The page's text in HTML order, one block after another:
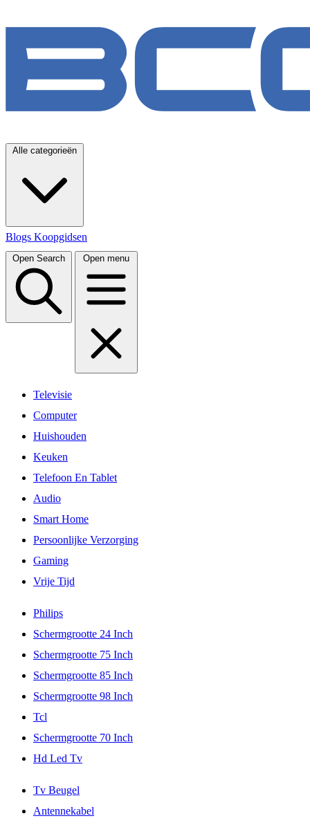
Alle categorieën
Blogs Koopgidsen
Open Search Open menu
Televisie
Computer
Huishouden
Keuken
Telefoon En Tablet
Audio
Smart Home
Persoonlijke Verzorging
Gaming
Vrije Tijd
Philips
Schermgrootte 24 Inch
Schermgrootte 75 Inch
Schermgrootte 85 Inch
Schermgrootte 98 Inch
Tcl
Schermgrootte 70 Inch
Hd Led Tv
Tv Beugel
Antennekabel